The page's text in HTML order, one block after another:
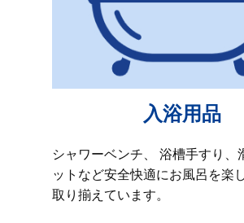
入浴用品
シャワーベンチ、 浴槽手すり、
ットなど安全快適にお風呂を楽
取り揃えています。